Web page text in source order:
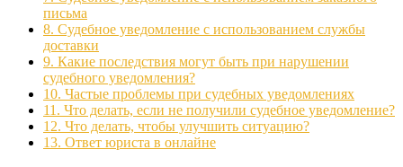
письма
8. Судебное уведомление с использованием службы
доставки
9. Какие последствия могут быть при нарушении
судебного уведомления?
10. Частые проблемы при судебных уведомлениях
11. Что делать, если не получили судебное уведомление?
12. Что делать, чтобы улучшить ситуацию?
13. Ответ юриста в онлайне